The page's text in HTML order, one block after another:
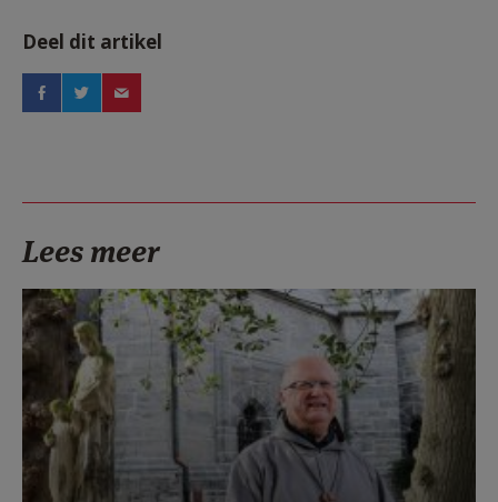
Deel dit artikel
Lees meer